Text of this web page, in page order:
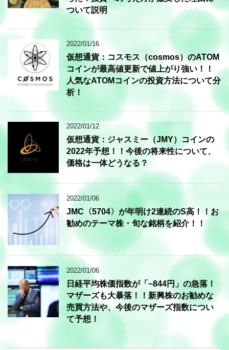
ついて説明
2022/01/16
仮想通貨：コスモス（cosmos）のATOM
コインが最高値更新で値上がり強い！！
人気なATOMコインの投資方法について分
析！
2022/01/12
仮想通貨：ジャスミー（JMY）コインの
2022年予想！！今後の将来性について、
価格は一体どうなる？
2022/01/06
JMC〈5704〉が年明け2連続のS高！！お
勧めのテーマ株・旬な銘柄を紹介！！
2022/01/06
日経平均株価指数が「−844円」の急落！
マザーズも大暴落！！新興株のお勧めな
売買方法や、今後のマザーズ指数につい
て予想！